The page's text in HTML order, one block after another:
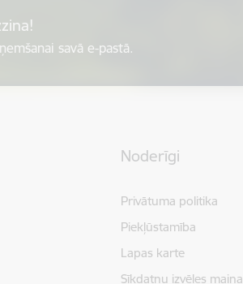
savā e-pastā.
Noderīgi
Privātuma politika
Piekļūstamība
Lapas karte
Sīkdatņu izvēles maiņa